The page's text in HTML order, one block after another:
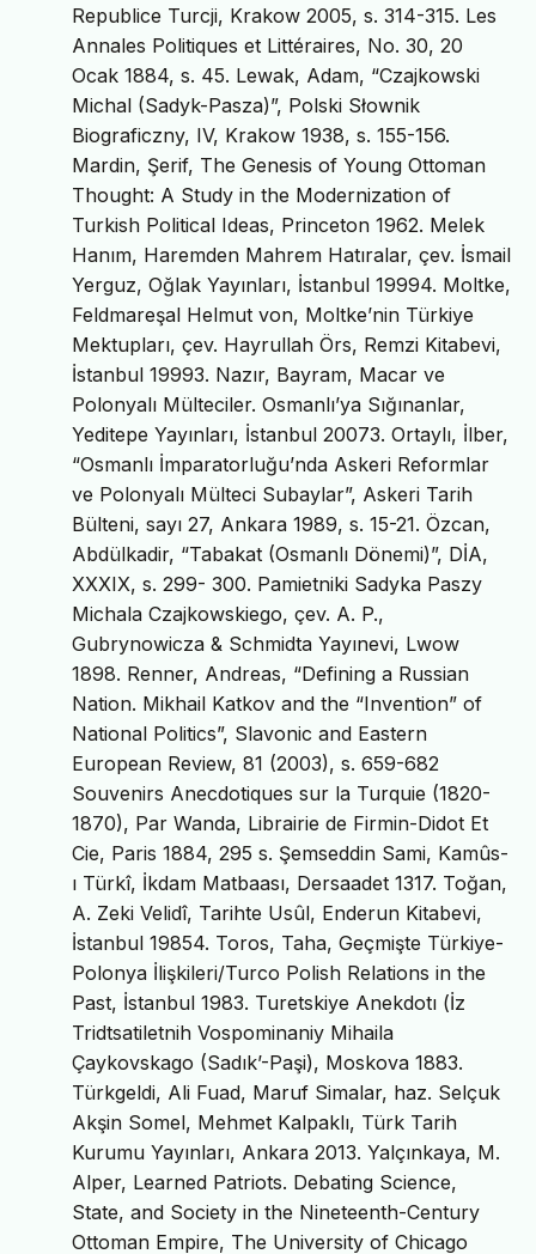
Republice Turcji, Krakow 2005, s. 314-315. Les
Annales Politiques et Littéraires, No. 30, 20
Ocak 1884, s. 45. Lewak, Adam, “Czajkowski
Michal (Sadyk-Pasza)”, Polski Słownik
Biograficzny, IV, Krakow 1938, s. 155-156.
Mardin, Şerif, The Genesis of Young Ottoman
Thought: A Study in the Modernization of
Turkish Political Ideas, Princeton 1962. Melek
Hanım, Haremden Mahrem Hatıralar, çev. İsmail
Yerguz, Oğlak Yayınları, İstanbul 19994. Moltke,
Feldmareşal Helmut von, Moltke’nin Türkiye
Mektupları, çev. Hayrullah Örs, Remzi Kitabevi,
İstanbul 19993. Nazır, Bayram, Macar ve
Polonyalı Mülteciler. Osmanlı’ya Sığınanlar,
Yeditepe Yayınları, İstanbul 20073. Ortaylı, İlber,
“Osmanlı İmparatorluğu’nda Askeri Reformlar
ve Polonyalı Mülteci Subaylar”, Askeri Tarih
Bülteni, sayı 27, Ankara 1989, s. 15-21. Özcan,
Abdülkadir, “Tabakat (Osmanlı Dönemi)”, DİA,
XXXIX, s. 299- 300. Pamietniki Sadyka Paszy
Michala Czajkowskiego, çev. A. P.,
Gubrynowicza & Schmidta Yayınevi, Lwow
1898. Renner, Andreas, “Defining a Russian
Nation. Mikhail Katkov and the “Invention” of
National Politics”, Slavonic and Eastern
European Review, 81 (2003), s. 659-682
Souvenirs Anecdotiques sur la Turquie (1820-
1870), Par Wanda, Librairie de Firmin-Didot Et
Cie, Paris 1884, 295 s. Şemseddin Sami, Kamûs-
ı Türkî, İkdam Matbaası, Dersaadet 1317. Toğan,
A. Zeki Velidî, Tarihte Usûl, Enderun Kitabevi,
İstanbul 19854. Toros, Taha, Geçmişte Türkiye-
Polonya İlişkileri/Turco Polish Relations in the
Past, İstanbul 1983. Turetskiye Anekdotı (İz
Tridtsatiletnih Vospominaniy Mihaila
Çaykovskago (Sadık’-Paşi), Moskova 1883.
Türkgeldi, Ali Fuad, Maruf Simalar, haz. Selçuk
Akşin Somel, Mehmet Kalpaklı, Türk Tarih
Kurumu Yayınları, Ankara 2013. Yalçınkaya, M.
Alper, Learned Patriots. Debating Science,
State, and Society in the Nineteenth-Century
Ottoman Empire, The University of Chicago